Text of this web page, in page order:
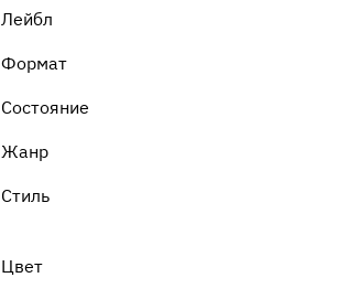
Лейбл
Формат
Состояние
Жанр
Стиль
Цвет